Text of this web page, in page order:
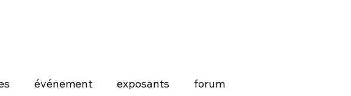
événement exposants forum